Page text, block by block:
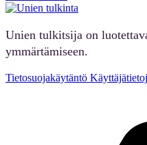
Unien tulkitsija on
ymmärtämiseen.
Tietosuojakäytäntö